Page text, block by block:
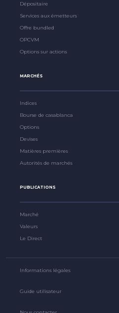
Dépositaire
Services aux émetteurs
Offre bundled
OPCVM
Options sur actions
MARCHÉS
Indices
Bourse de casablanca
Options
Devises
Matières premières
Autorités de marchés
PUBLICATIONS
Marché
Valeurs
Le Direct
Informations légales
Guide utilisateur